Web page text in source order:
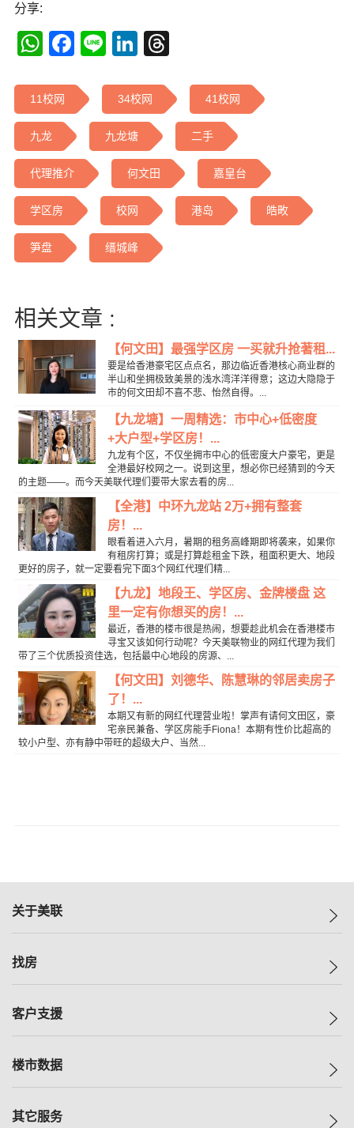
分享:
WhatsApp
Facebook
LineLinkedIn
11校网 34校网 41校网
九龙 九龙塘 二手
代理推介 何文田 嘉皇台
学区房 校网 港岛 皓畋
笋盘 缙城峰
相关文章 :
【何文田】最强学区房 一买就升抢著租...
要是给香港豪宅区点点名，那边临近香港核心商业群的
半山和坐拥极致美景的浅水湾洋洋得意；这边大隐隐于
市的何文田却不喜不悲、怡然自得。...
【九龙塘】一周精选：市中心+低密度
+大户型+学区房！...
九龙有个区，不仅坐拥市中心的低密度大户豪宅，更是
全港最好校网之一。说到这里，想必你已经猜到的今天
的主题——。而今天美联代理们要带大家去看的房...
【全港】中环九龙站 2万+拥有整套
房！...
眼看着进入六月，暑期的租务高峰期即将袭来，如果你
有租房打算；或是打算趁租金下跌，租面积更大、地段
更好的房子，就一定要看完下面3个网红代理们精...
【九龙】地段王、学区房、金牌楼盘 这
里一定有你想买的房！...
最近，香港的楼市很是热闹，想要趁此机会在香港楼市
寻宝又该如何行动呢？今天美联物业的网红代理为我们
带了三个优质投资佳选，包括最中心地段的房源、...
【何文田】刘德华、陈慧琳的邻居卖房子
了！...
​本期又有新的网红代理营业啦！掌声有请何文田区，豪
宅亲民兼备、学区房能手Fiona！本期有性价比超高的
较小户型、亦有静中带旺的超级大户、当然...
关于美联
美联集团
人才招募
找房
一手新房
减价
美联豪宅
客户支援
自助放盘
楼市数据
指数
其它服务